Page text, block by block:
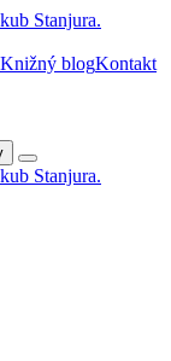
Knižný blogKontakt